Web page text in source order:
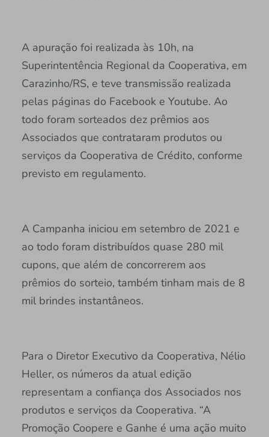
A apuração foi realizada às 10h, na
Superintentência Regional da Cooperativa, em
Carazinho/RS, e teve transmissão realizada
pelas páginas do Facebook e Youtube. Ao
todo foram sorteados dez prêmios aos
Associados que contrataram produtos ou
serviços da Cooperativa de Crédito, conforme
previsto em regulamento.
A Campanha iniciou em setembro de 2021 e
ao todo foram distribuídos quase 280 mil
cupons, que além de concorrerem aos
prêmios do sorteio, também tinham mais de 8
mil brindes instantâneos.
Para o Diretor Executivo da Cooperativa, Nélio
Heller, os números da atual edição
representam a confiança dos Associados nos
produtos e serviços da Cooperativa. “A
Promoção Coopere e Ganhe é uma ação muito